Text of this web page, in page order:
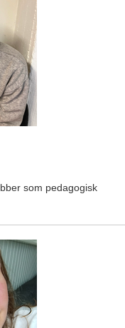
som pedagogisk